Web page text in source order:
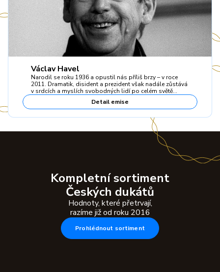
Václav Havel
Narodil se roku 1936 a opustil nás příliš brzy – v roce
2011. Dramatik, disident a prezident však nadále zůstává
v srdcích a myslích svobodných lidí po celém světě…
Detail emise
Kompletní sortiment
Českých dukátů
Hodnoty, které přetrvají,
razíme již od roku 2016
Prohlédnout sortiment